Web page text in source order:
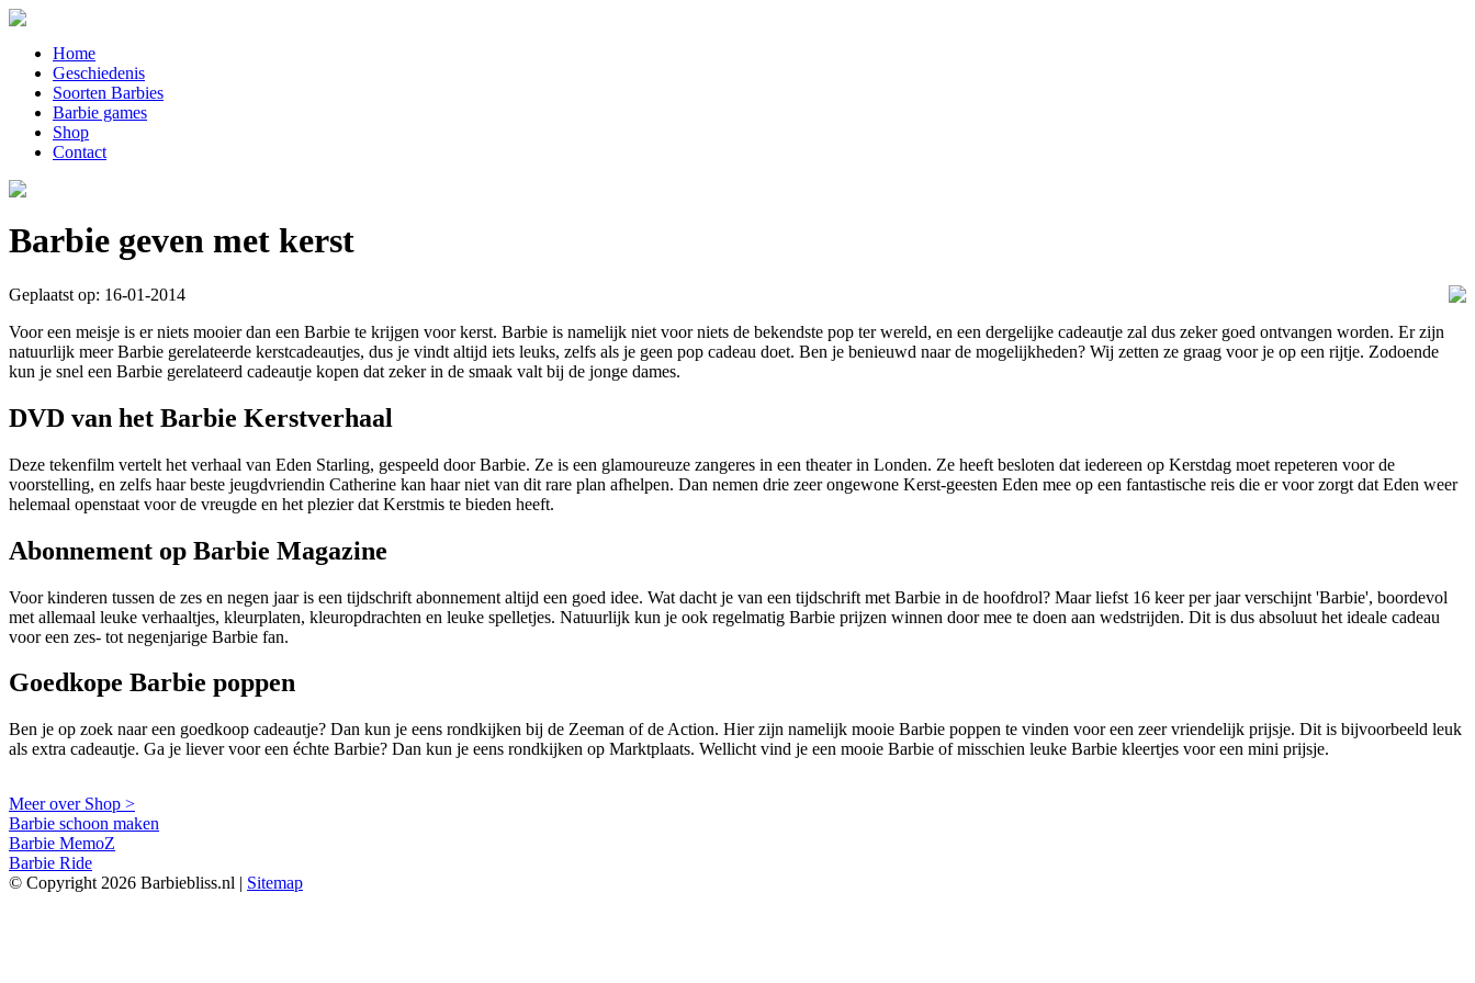
Home
Geschiedenis
Soorten Barbies
Barbie games
Shop
Contact
Barbie geven met kerst
Geplaatst op: 16-01-2014
Voor een meisje is er niets mooier dan een Barbie te krijgen voor kerst. Barbie is namelijk niet voor niets de bekendste pop ter wereld, en een dergelijke cadeautje zal dus zeker goed ontvangen worden. Er zijn
natuurlijk meer Barbie gerelateerde kerstcadeautjes, dus je vindt altijd iets leuks, zelfs als je geen pop cadeau doet. Ben je benieuwd naar de mogelijkheden? Wij zetten ze graag voor je op een rijtje. Zodoende
kun je snel een Barbie gerelateerd cadeautje kopen dat zeker in de smaak valt bij de jonge dames.
DVD van het Barbie Kerstverhaal
Deze tekenfilm vertelt het verhaal van Eden Starling, gespeeld door Barbie. Ze is een glamoureuze zangeres in een theater in Londen. Ze heeft besloten dat iedereen op Kerstdag moet repeteren voor de
voorstelling, en zelfs haar beste jeugdvriendin Catherine kan haar niet van dit rare plan afhelpen. Dan nemen drie zeer ongewone Kerst-geesten Eden mee op een fantastische reis die er voor zorgt dat Eden weer
helemaal openstaat voor de vreugde en het plezier dat Kerstmis te bieden heeft.
Abonnement op Barbie Magazine
Voor kinderen tussen de zes en negen jaar is een tijdschrift abonnement altijd een goed idee. Wat dacht je van een tijdschrift met Barbie in de hoofdrol? Maar liefst 16 keer per jaar verschijnt 'Barbie', boordevol
met allemaal leuke verhaaltjes, kleurplaten, kleuropdrachten en leuke spelletjes. Natuurlijk kun je ook regelmatig Barbie prijzen winnen door mee te doen aan wedstrijden. Dit is dus absoluut het ideale cadeau
voor een zes- tot negenjarige Barbie fan.
Goedkope Barbie poppen
Ben je op zoek naar een goedkoop cadeautje? Dan kun je eens rondkijken bij de Zeeman of de Action. Hier zijn namelijk mooie Barbie poppen te vinden voor een zeer vriendelijk prijsje. Dit is bijvoorbeeld leuk
als extra cadeautje. Ga je liever voor een échte Barbie? Dan kun je eens rondkijken op Marktplaats. Wellicht vind je een mooie Barbie of misschien leuke Barbie kleertjes voor een mini prijsje.
Meer over Shop >
Barbie schoon maken
Barbie MemoZ
Barbie Ride
© Copyright 2026 Barbiebliss.nl | Sitemap